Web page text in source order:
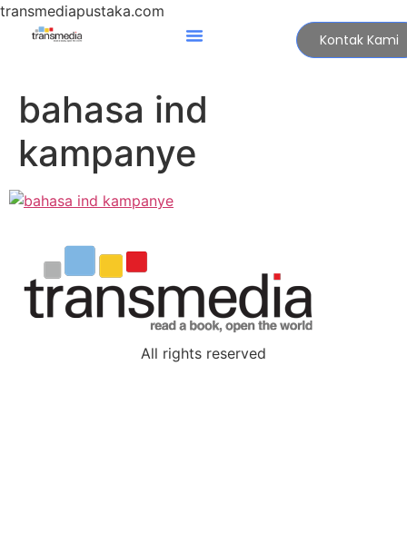
transmediapustaka.com
Kontak Kami
bahasa ind
kampanye
All rights reserved